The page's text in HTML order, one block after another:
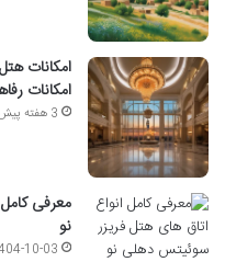
امکانات
امکانات
3 هفته پیش
معرفی
نو
10-03